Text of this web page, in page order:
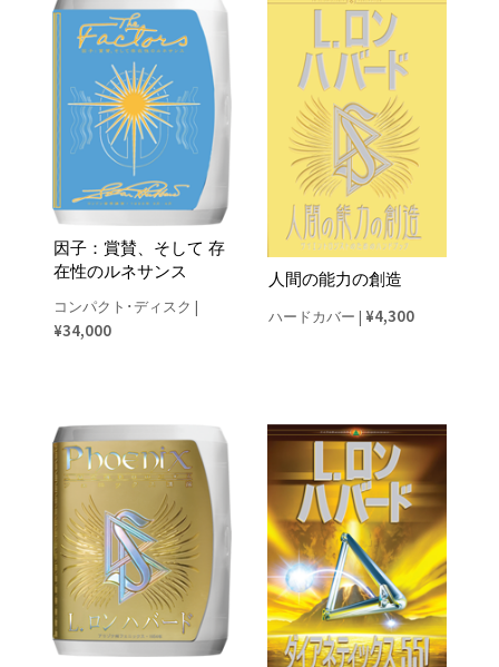
因子：賞賛、そして 存
在性のルネサンス
コンパクト･ディスク |
¥34,000
人間の能力の創造
ハードカバー | ¥4,300